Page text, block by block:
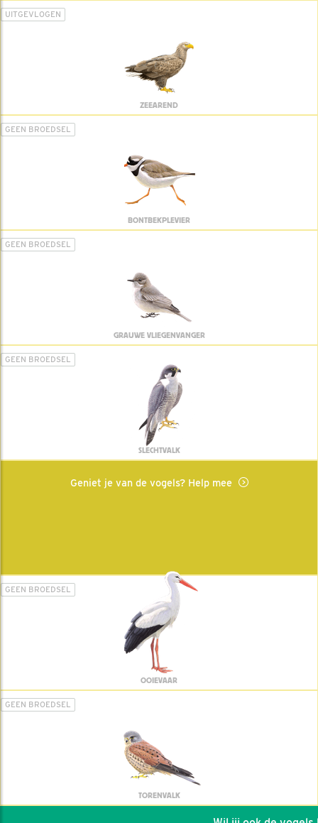
UITGEVLOGEN
ZEEAREND
GEEN BROEDSEL
BONTBEKPLEVIER
GEEN BROEDSEL
GRAUWE VLIEGENVANGER
GEEN BROEDSEL
SLECHTVALK
Geniet je van de vogels? Help mee
GEEN BROEDSEL
OOIEVAAR
GEEN BROEDSEL
TORENVALK